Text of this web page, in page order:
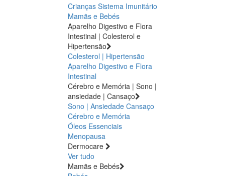
Crianças Sistema Imunitário
Mamãs e Bebés
Aparelho Digestivo e Flora
Intestinal | Colesterol e
Hipertensão
Colesterol | Hipertensão
Aparelho Digestivo e Flora
Intestinal
Cérebro e Memória | Sono |
ansiedade | Cansaço
Sono | Ansiedade Cansaço
Cérebro e Memória
Óleos Essenciais
Menopausa
Dermocare
Ver tudo
Mamãs e Bebés